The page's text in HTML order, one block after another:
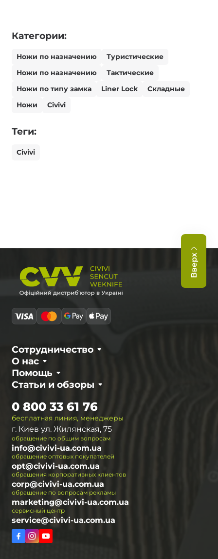
Категории:
Ножи по назначению
Туристические
Ножи по назначению
Тактические
Ножи по типу замка
Liner Lock
Складные
Ножи
Civivi
Теги:
Civivi
Вверх
О нас
Сотрудничество
Статьи и обзоры
Помощь
бесплатная линия, менеджеры
0 800 33 61 76
г. Киев ул. Жилянская, 75
обращение по общим вопросам
info@civivi-ua.com.ua
обращение оптовых покупателей
opt@civivi-ua.com.ua
обращения корпоративных клиентов
corp@civivi-ua.com.ua
обращение по вопросам рекламы
marketing@civivi-ua.com.ua
сервисный центр
service@civivi-ua.com.ua